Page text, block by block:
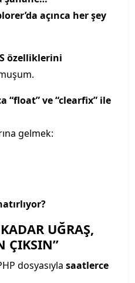
açınca her şey
özelliklerini
“float” ve “clearfix” ile
gelmek:
UĞRAŞ,
ÇIKSIN”
dosyasıyla saatlerce